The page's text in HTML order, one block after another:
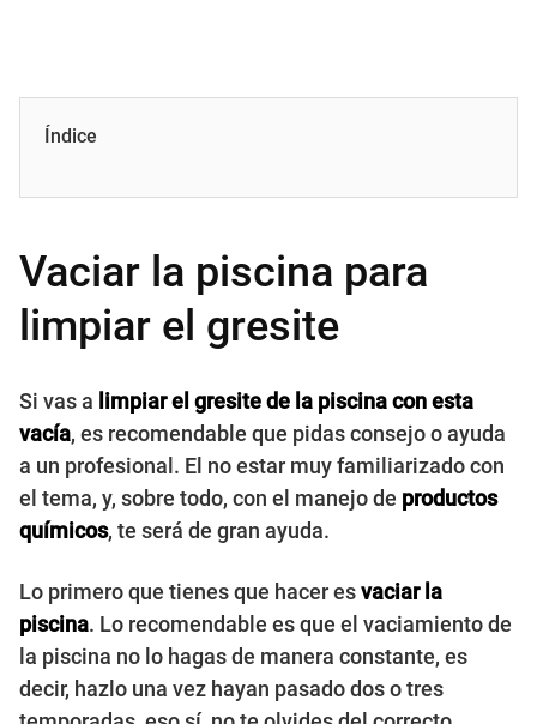
Índice
Vaciar la piscina para
limpiar el gresite
Si vas a limpiar el gresite de la piscina con esta
vacía, es recomendable que pidas consejo o ayuda
a un profesional. El no estar muy familiarizado con
el tema, y, sobre todo, con el manejo de productos
químicos, te será de gran ayuda.
Lo primero que tienes que hacer esvaciar la
piscina. Lo recomendable es que el vaciamiento de
la piscina no lo hagas de manera constante, es
decir, hazlo una vez hayan pasado dos o tres